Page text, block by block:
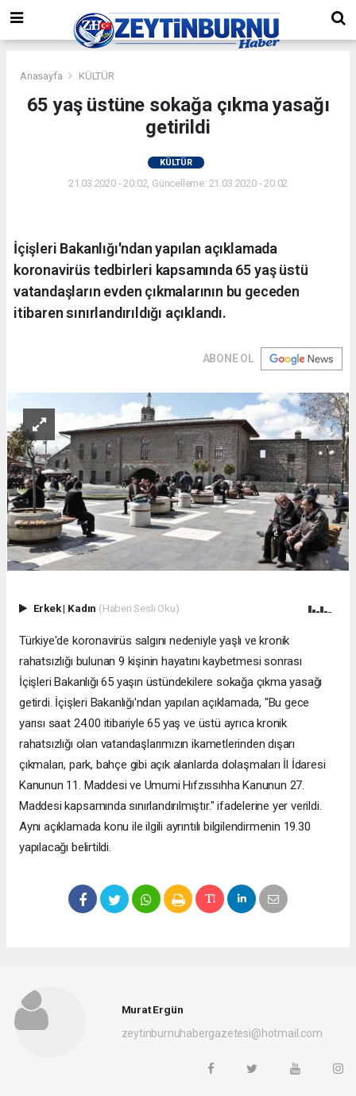
Anasayfa KÜLTÜR
65 yaş üstüne sokağa çıkma yasağı
getirildi
KÜLTÜR
21.03.2020 - 20:02, Güncelleme: 21.03.2020 - 20:02
İçişleri Bakanlığı'ndan yapılan açıklamada
koronavirüs tedbirleri kapsamında 65 yaş üstü
vatandaşların evden çıkmalarının bu geceden
itibaren sınırlandırıldığı açıklandı.
ABONE OL
Erkek| Kadın (Haberi Sesli Oku)
Türkiye'de koronavirüs salgını nedeniyle yaşlı ve kronik
rahatsızlığı bulunan 9 kişinin hayatını kaybetmesi sonrası
İçişleri Bakanlığı 65 yaşın üstündekilere sokağa çıkma yasağı
getirdi. İçişleri Bakanlığı'ndan yapılan açıklamada, "Bu gece
yarısı saat 24.00 itibariyle 65 yaş ve üstü ayrıca kronik
rahatsızlığı olan vatandaşlarımızın ikametlerinden dışarı
çıkmaları, park, bahçe gibi açık alanlarda dolaşmaları İl İdaresi
Kanunun 11. Maddesi ve Umumi Hıfzıssıhha Kanunun 27.
Maddesi kapsamında sınırlandırılmıştır." ifadelerine yer verildi.
Aynı açıklamada konu ile ilgili ayrıntılı bilgilendirmenin 19.30
yapılacağı belirtildi.
Murat Ergün
zeytinburnuhabergazetesi@hotmail.com